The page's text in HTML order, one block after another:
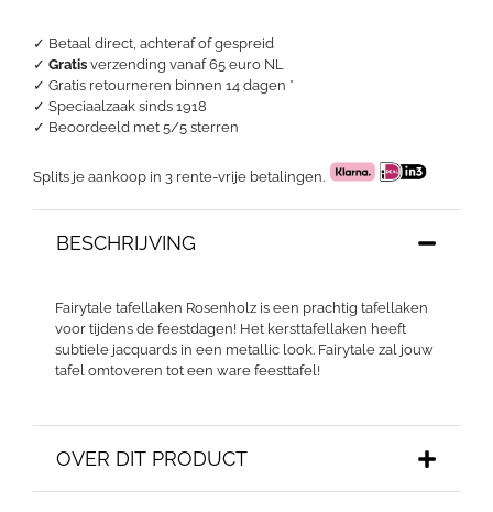
✓ Betaal direct, achteraf of gespreid
✓ Gratis verzending vanaf 65 euro NL
✓ Gratis retourneren binnen 14 dagen *
✓ Speciaalzaak sinds 1918
✓ Beoordeeld met 5/5 sterren
Splits je aankoop in 3 rente-vrije betalingen.
BESCHRIJVING
Fairytale tafellaken Rosenholz is een prachtig tafellaken
voor tijdens de feestdagen! Het kersttafellaken heeft
subtiele jacquards in een metallic look. Fairytale zal jouw
tafel omtoveren tot een ware feesttafel!
OVER DIT PRODUCT